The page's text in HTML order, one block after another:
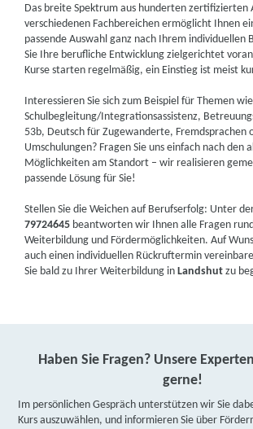
Das breite Spektrum aus hunderten zertifizierten
verschiedenen Fachbereichen ermöglicht Ihnen
passende Auswahl ganz nach Ihrem individuellen
Sie Ihre berufliche Entwicklung zielgerichtet
Kurse starten regelmäßig, ein Einstieg ist meist
Interessieren Sie sich zum Beispiel für Themen wie
Schulbegleitung/Integrationsassistenz,
53b, Deutsch für Zugewanderte, Fremdsprachen
Umschulungen? Fragen Sie uns einfach nach den
Möglichkeiten am Standort – wir realisieren
passende Lösung für Sie!
Stellen Sie die Weichen auf Berufserfolg: Unter
79724645 beantworten wir Ihnen alle Fragen
Weiterbildung und Fördermöglichkeiten. Auf
auch einen individuellen Rückruftermin
Sie bald zu Ihrer Weiterbildung inLandshut zu
Haben Sie Fragen? Unsere
gerne!
Im persönlichen Gespräch unterstützen wir Sie
Kurs auszuwählen, und informieren Sie über